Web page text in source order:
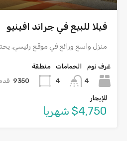
فيلا للبيع في جراند افينيو
منزل واسع ورائع في موقع رئيسي.
غرف نوم
4
الحمامات
4
منطقة
9350
للإيجار
$4,750 شهريا